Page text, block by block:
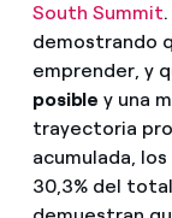
South Summit
demostrando
emprender, y
posible y una
trayectoria
acumulada,
30,3% del